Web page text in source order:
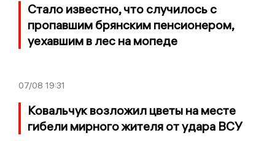
Стало известно, что случилось с
пропавшим брянским пенсионером,
уехавшим в лес на мопеде
07/08 19:31
Ковальчук возложил цветы на месте
гибели мирного жителя от удара ВСУ